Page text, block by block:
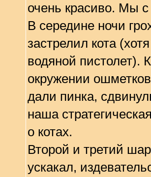
очень красиво. Мы
В середине ночи
застрелил кота
водяной пистолет).
окружении
дали пинка,
наша
о котах.
Второй и третий
ускакал,